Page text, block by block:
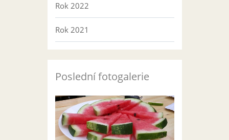
Rok 2022
Rok 2021
Poslední fotogalerie